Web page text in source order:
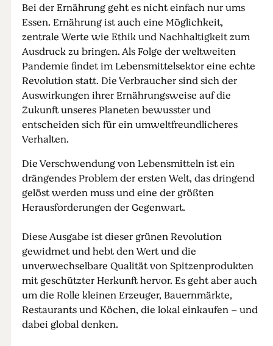
Bei der Ernährung geht es nicht einfach nur ums
Essen. Ernährung ist auch eine Möglichkeit,
zentrale Werte wie Ethik und Nachhaltigkeit zum
Ausdruck zu bringen. Als Folge der weltweiten
Pandemie findet im Lebensmittelsektor eine echte
Revolution statt. Die Verbraucher sind sich der
Auswirkungen ihrer Ernährungsweise auf die
Zukunft unseres Planeten bewusster und
entscheiden sich für ein umweltfreundlicheres
Verhalten.
Die Verschwendung von Lebensmitteln ist ein
drängendes Problem der ersten Welt, das dringend
gelöst werden muss und eine der größten
Herausforderungen der Gegenwart.
Diese Ausgabe ist dieser grünen Revolution
gewidmet und hebt den Wert und die
unverwechselbare Qualität von Spitzenprodukten
mit geschützter Herkunft hervor. Es geht aber auch
um die Rolle kleinen Erzeuger, Bauernmärkte,
Restaurants und Köchen, die lokal einkaufen – und
dabei global denken.